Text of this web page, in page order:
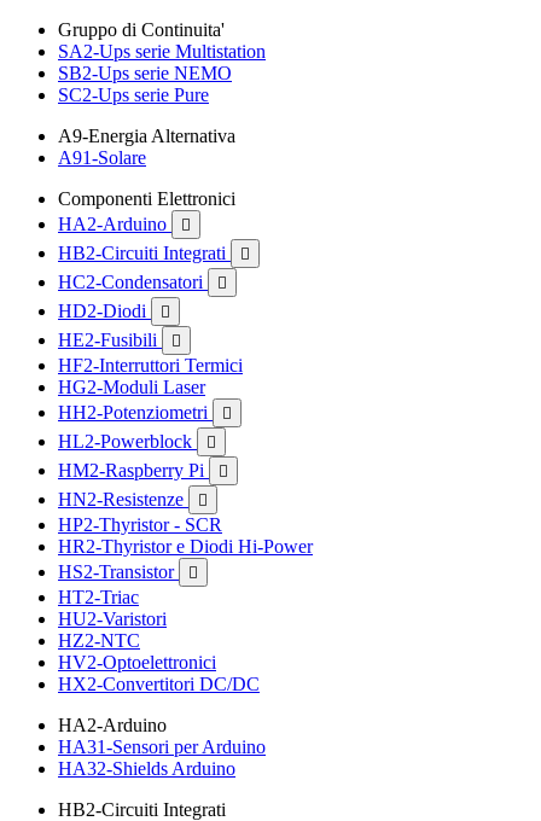
Gruppo di Continuita'
SA2-Ups serie Multistation
SB2-Ups serie NEMO
SC2-Ups serie Pure
A9-Energia Alternativa
A91-Solare
Componenti Elettronici
HA2-Arduino

HB2-Circuiti Integrati 
HC2-Condensatori 
HD2-Diodi 
HE2-Fusibili 
HF2-Interruttori Termici
HG2-Moduli Laser
HH2-Potenziometri

HL2-Powerblock 
HM2-Raspberry Pi 
HN2-Resistenze 
HP2-Thyristor - SCR
HR2-Thyristor e Diodi Hi-Power
HS2-Transistor

HT2-Triac
HU2-Varistori
HZ2-NTC
HV2-Optoelettronici
HX2-Convertitori DC/DC
HA2-Arduino
HA31-Sensori per Arduino
HA32-Shields Arduino
HB2-Circuiti Integrati